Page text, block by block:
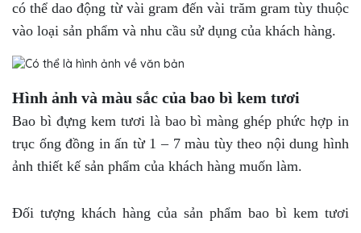
có thể dao động từ vài gram đến vài trăm gram tùy thuộc
vào loại sản phẩm và nhu cầu sử dụng của khách hàng.
Hình ảnh và màu sắc của bao bì kem tươi
Bao bì đựng kem tươi là bao bì màng ghép phức hợp in
trục ống đồng in ấn từ 1 – 7 màu tùy theo nội dung hình
ảnh thiết kế sản phẩm của khách hàng muốn làm.
Đối tượng khách hàng của sản phẩm bao bì kem tươi